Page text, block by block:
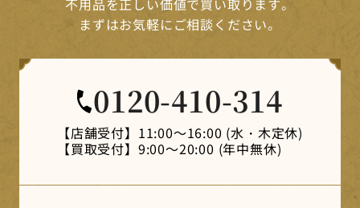
不用品を正しい価値で買い取ります。
まずはお気軽にご相談ください。
0120-410-314
【店舗受付】 11:00～16:00 (水・木定休)
【買取受付】 9:00～20:00 (年中無休)